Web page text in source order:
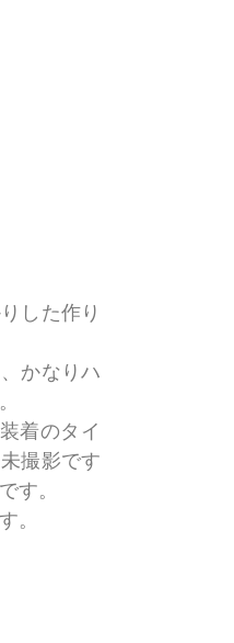
した作り
かなりハ
着のタイ
撮影です
す。
。